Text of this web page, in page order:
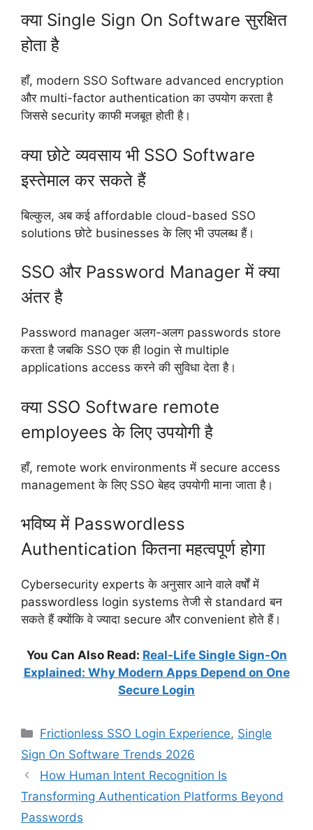
क्या Single Sign On Software सुरक्षित
होता है
हाँ, modern SSO Software advanced encryption
और multi-factor authentication का उपयोग करता है
जिससे security काफी मजबूत होती है।
क्या छोटे व्यवसाय भी SSO Software
इस्तेमाल कर सकते हैं
बिल्कुल, अब कई affordable cloud-based SSO
solutions छोटे businesses के लिए भी उपलब्ध हैं।
SSO और Password Manager में क्या
अंतर है
Password manager अलग-अलग passwords store
करता है जबकि SSO एक ही login से multiple
applications access करने की सुविधा देता है।
क्या SSO Software remote
employees के लिए उपयोगी है
हाँ, remote work environments में secure access
management के लिए SSO बेहद उपयोगी माना जाता है।
भविष्य में Passwordless
Authentication कितना महत्वपूर्ण होगा
Cybersecurity experts के अनुसार आने वाले वर्षों में
passwordless login systems तेजी से standard बन
सकते हैं क्योंकि वे ज्यादा secure और convenient होते हैं।
You Can Also Read: Real-Life Single Sign-On
Explained: Why Modern Apps Depend on One
Secure Login
Categories
Frictionless SSO Login Experience, Single
Sign On Software Trends 2026
How Human Intent Recognition Is
Transforming Authentication Platforms Beyond
Passwords